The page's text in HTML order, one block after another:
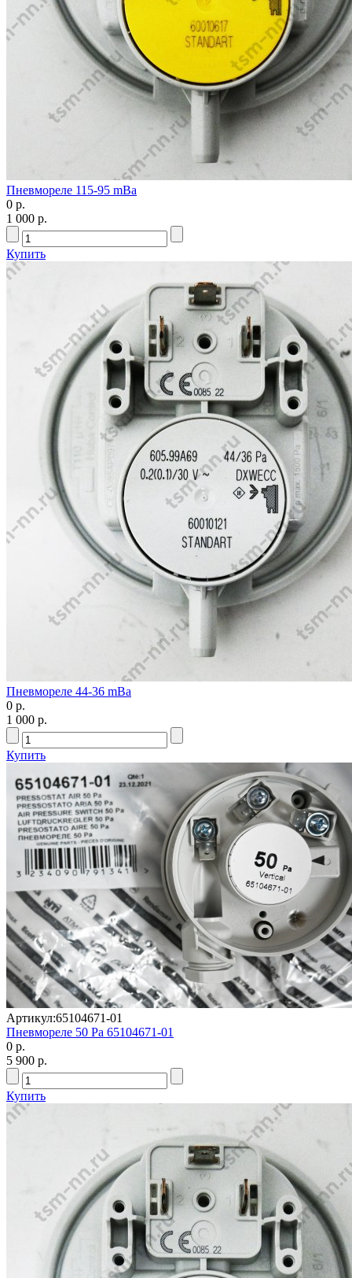
Пневмореле 115-95 mBa
0 р.
1 000 р.
Купить
Пневмореле 44-36 mBa
0 р.
1 000 р.
Купить
Артикул:65104671-01
Пневмореле 50 Ра 65104671-01
0 р.
5 900 р.
Купить